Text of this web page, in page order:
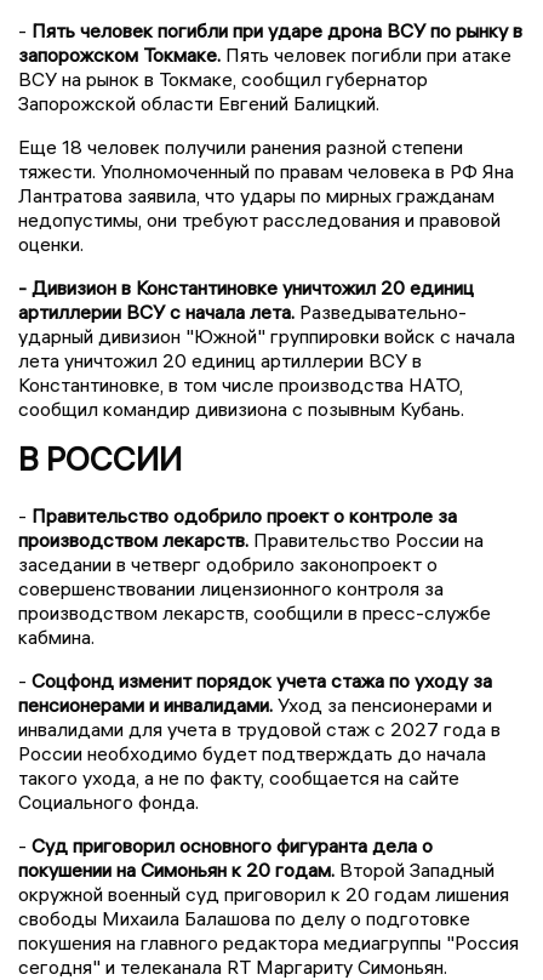
- Пять человек погибли при ударе дрона ВСУ по рынку в
запорожском Токмаке. Пять человек погибли при атаке
ВСУ на рынок в Токмаке, сообщил губернатор
Запорожской области Евгений Балицкий.
Еще 18 человек получили ранения разной степени
тяжести. Уполномоченный по правам человека в РФ Яна
Лантратова заявила, что удары по мирных гражданам
недопустимы, они требуют расследования и правовой
оценки.
- Дивизион в Константиновке уничтожил 20 единиц
артиллерии ВСУ с начала лета. Разведывательно-
ударный дивизион "Южной" группировки войск с начала
лета уничтожил 20 единиц артиллерии ВСУ в
Константиновке, в том числе производства НАТО,
сообщил командир дивизиона с позывным Кубань.
В РОССИИ
- Правительство одобрило проект о контроле за
производством лекарств. Правительство России на
заседании в четверг одобрило законопроект о
совершенствовании лицензионного контроля за
производством лекарств, сообщили в пресс-службе
кабмина.
- Соцфонд изменит порядок учета стажа по уходу за
пенсионерами и инвалидами. Уход за пенсионерами и
инвалидами для учета в трудовой стаж с 2027 года в
России необходимо будет подтверждать до начала
такого ухода, а не по факту, сообщается на сайте
Социального фонда.
- Суд приговорил основного фигуранта дела о
покушении на Симоньян к 20 годам. Второй Западный
окружной военный суд приговорил к 20 годам лишения
свободы Михаила Балашова по делу о подготовке
покушения на главного редактора медиагруппы "Россия
сегодня" и телеканала RT Маргариту Симоньян.